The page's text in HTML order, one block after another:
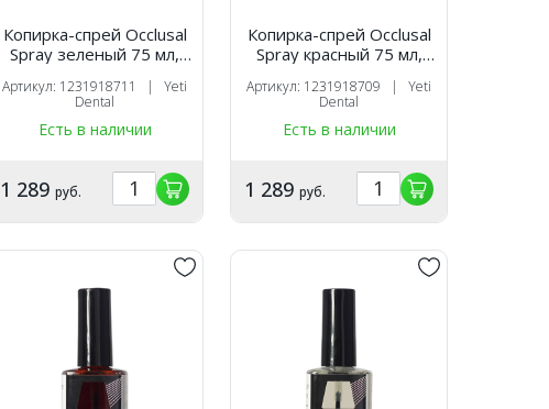
Копирка-спрей Occlusal
Spray зеленый 75 мл,
Артикул: 1231918711 | Yeti
Dental
Есть в наличии
1 289 руб.
Копирка-спрей Occlusal
Spray красный 75 мл,
Артикул: 1231918709 | Yeti
Dental
Есть в наличии
1 289 руб.